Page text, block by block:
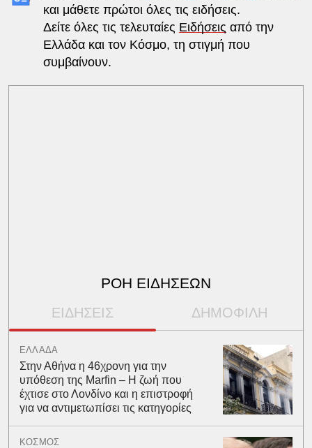
και μάθετε πρώτοι όλες τις ειδήσεις.
Δείτε όλες τις τελευταίες Ειδήσεις από την
Ελλάδα και τον Κόσμο, τη στιγμή που
συμβαίνουν.
ΡΟΗ ΕΙΔΗΣΕΩΝ
ΕΙΔΗΣΕΙΣ ΔΗΜΟΦΙΛΗ
ΕΛΛΑΔΑ
Στην Αθήνα η 46χρονη για την
υπόθεση της Marfin – Η ζωή που
έχτισε στο Λονδίνο και η επιστροφή
για να αντιμετωπίσει τις κατηγορίες
ΚΟΣΜΟΣ